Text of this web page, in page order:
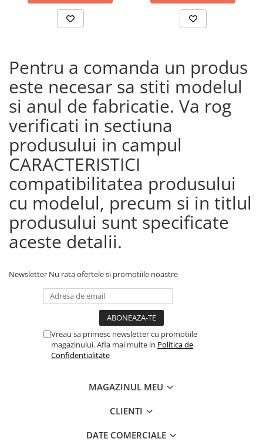
Pentru a comanda un produs
este necesar sa stiti modelul
si anul de fabricatie. Va rog
verificati in sectiuna
produsului in campul
CARACTERISTICI
compatibilitatea produsului
cu modelul, precum si in titlul
produsului sunt specificate
aceste detalii.
Newsletter Nu rata ofertele si promotiile noastre
Vreau sa primesc newsletter cu promotiile
magazinului. Afla mai multe in Politica de
Confidentialitate
MAGAZINUL MEU
CLIENTI
DATE COMERCIALE